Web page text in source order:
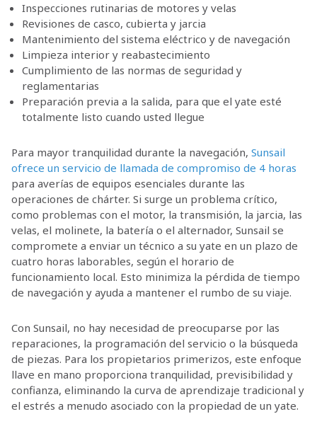
Inspecciones rutinarias de motores y velas
Revisiones de casco, cubierta y jarcia
Mantenimiento del sistema eléctrico y de navegación
Limpieza interior y reabastecimiento
Cumplimiento de las normas de seguridad y
reglamentarias
Preparación previa a la salida, para que el yate esté
totalmente listo cuando usted llegue
Para mayor tranquilidad durante la navegación, Sunsail
ofrece un servicio de llamada de compromiso de 4 horas
para averías de equipos esenciales durante las
operaciones de chárter. Si surge un problema crítico,
como problemas con el motor, la transmisión, la jarcia, las
velas, el molinete, la batería o el alternador, Sunsail se
compromete a enviar un técnico a su yate en un plazo de
cuatro horas laborables, según el horario de
funcionamiento local. Esto minimiza la pérdida de tiempo
de navegación y ayuda a mantener el rumbo de su viaje.
Con Sunsail, no hay necesidad de preocuparse por las
reparaciones, la programación del servicio o la búsqueda
de piezas. Para los propietarios primerizos, este enfoque
llave en mano proporciona tranquilidad, previsibilidad y
confianza, eliminando la curva de aprendizaje tradicional y
el estrés a menudo asociado con la propiedad de un yate.